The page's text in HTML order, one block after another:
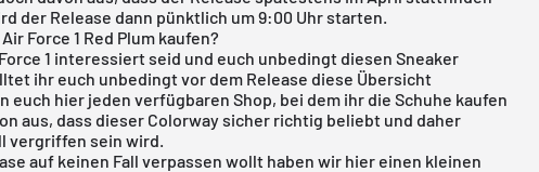
der Release dann pünktlich um 9:00 Uhr starten.
Force 1 Red Plum kaufen?
1 interessiert seid und euch unbedingt diesen Sneaker
ihr euch unbedingt vor dem Release diese Übersicht
euch hier jeden verfügbaren Shop, bei dem ihr die Schuhe kaufen
aus, dass dieser Colorway sicher richtig beliebt und daher
vergriffen sein wird.
auf keinen Fall verpassen wollt haben wir hier einen kleinen